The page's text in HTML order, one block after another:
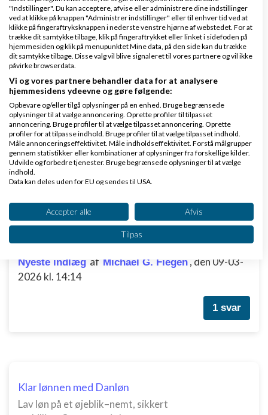
Nyeste indlægafmortenmkj ,den 10-12-2018 kl.
15:33
4 svar
Søger kreativ content creation partner
Nyeste indlægafIsmail1 ,den 23-04-2026 kl.
08:07
Søger dansk udvikler / teknisk partner til
reward-platform (850 brugere)
Nyeste indlæg af Michael G. Fiegen , den 09-03-
2026 kl. 14:14
1 svar
Klar lønnen med Danløn
Lav løn på et øjeblik–nemt, sikkert
"Indstillinger". Du kan acceptere, afvise eller administrere dine indstillinger
ved at klikke på knappen "Administrer indstillinger" eller til enhver tid ved at
klikke på fingeraftryksknappen i nederste venstre hjørne af webstedet. For at
trække dit samtykke tilbage, klik på fingeraftrykket eller linket i sidefoden på
hjemmesiden og klik på menupunktet Mine data, på den side kan du trække
dit samtykke tilbage. Disse valg vil blive signaleret til vores partnere og vil ikke
påvirke browserdata.
Vi og vores partnere behandler data for at analysere
hjemmesidens ydeevne og gøre følgende:
Opbevare og/eller tilgå oplysninger på en enhed. Bruge begrænsede
oplysninger til at vælge annoncering. Oprette profiler til tilpasset
annoncering. Bruge profiler til at vælge tilpasset annoncering. Oprette
profiler for at tilpasse indhold. Bruge profiler til at vælge tilpasset indhold.
Måle annonceringseffektivitet. Måle indholdseffektivitet. Forstå målgrupper
gennem statistikker eller kombinationer af oplysninger fra forskellige kilder.
Udvikle og forbedre tjenester. Bruge begrænsede oplysninger til at vælge
indhold.
Data kan deles uden for EU og sendes til USA.
Se partnerliste (2 IAB-leverandører)
Vi bruger dine data til følgende formål:
IAB's behandlingsformål:
Opbevare og/eller tilgå oplysninger på en
enhed
Oprette profiler for at tilpasse indhold
Bruge profiler til at vælge tilpasset indhold
Accepter alle Afvis
Tilpas